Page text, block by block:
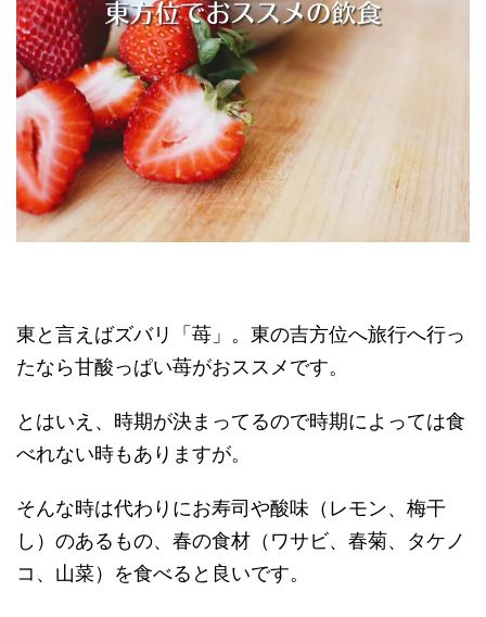
東と言えばズバリ「苺」。東の吉方位へ旅行へ行っ
たなら甘酸っぱい苺がおススメです。
とはいえ、時期が決まってるので時期によっては食
べれない時もありますが。
そんな時は代わりにお寿司や酸味（レモン、梅干
し）のあるもの、春の食材（ワサビ、春菊、タケノ
コ、山菜）を食べると良いです。